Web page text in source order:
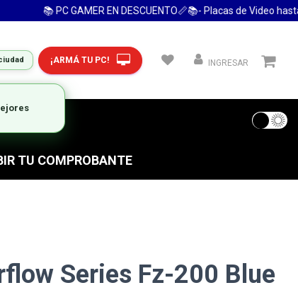
📚 PC GAMER EN DESCUENTO📏📚- Placas de Video hasta
¡ARMÁ TU PC! INGRESAR
TU COMPROBANTE
Series Fz-200 Blue